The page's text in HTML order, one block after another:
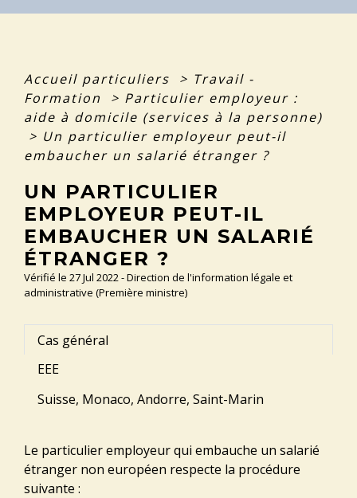
Accueil particuliers > Travail -
Formation
> Particulier employeur :
aide à domicile (services à la personne)
> Un particulier employeur peut-il
embaucher un salarié étranger ?
UN PARTICULIER
EMPLOYEUR PEUT-IL
EMBAUCHER UN SALARIÉ
ÉTRANGER ?
Vérifié le 27 Jul 2022 - Direction de l'information légale et
administrative (Première ministre)
Cas général
EEE
Suisse, Monaco, Andorre, Saint-Marin
Le particulier employeur qui embauche un salarié
étranger non européen respecte la procédure
suivante :